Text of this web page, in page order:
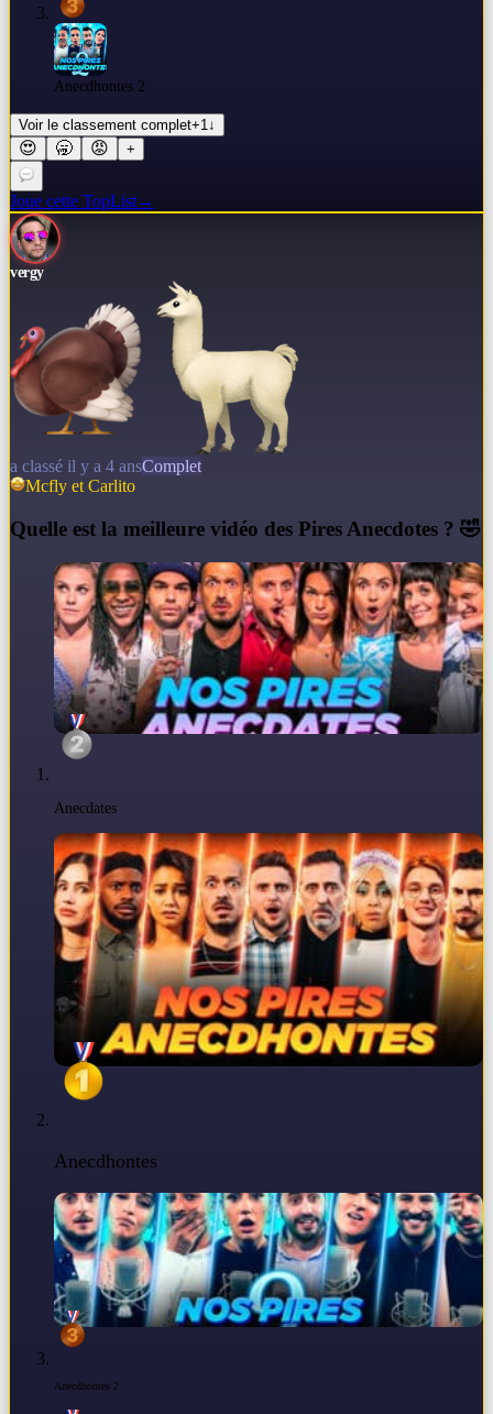
Anecdhontes 2
Voir le classement complet+1↓
😍 🥱 😡 +
Joue cette TopList→
vergy
a classé il y a 4 ansComplet
Mcfly et Carlito
Quelle est la meilleure vidéo des Pires Anecdotes ? 🤣
Anecdates
Anecdhontes
Anecdhontes 2